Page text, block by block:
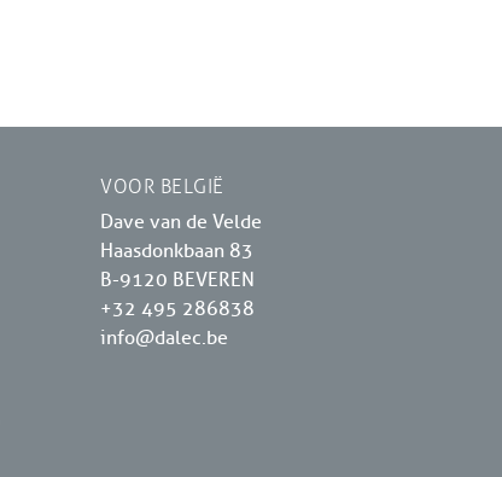
VOOR BELGIË
Dave van de Velde
Haasdonkbaan 83
B-9120 BEVEREN
+32 495 286838
info@dalec.be